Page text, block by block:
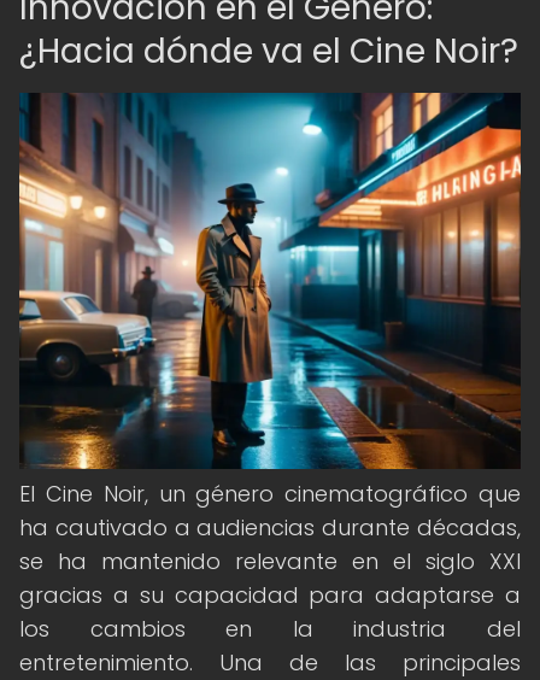
¿Hacia dónde va el Cine Noir?
El Cine Noir, un género cinematográfico que
ha cautivado a audiencias durante décadas,
se ha mantenido relevante en el siglo XXI
gracias a su capacidad para adaptarse a
los cambios en la industria del
entretenimiento. Una de las principales